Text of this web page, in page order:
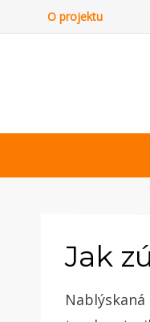
O projektu
Jak